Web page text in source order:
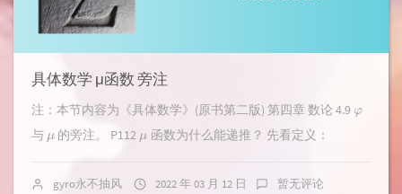
具体数学 μ函数 旁注
注：本节内容为《具体数学》(原书第二版) 第四章 数论 4.9
与 的旁注。 P112 函数为什么能递推？ 先看定义：
gyro永不抽风 2022 年 03 月 12 日 暂无评论